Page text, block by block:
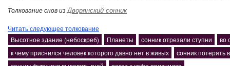
Толкование снов изДворянский сонник
Читать следующее толкование
Высотное здание (небоскреб)
Планеты сонник отрезали ступни
во
к чему приснился человек которого давно нет в живых
сонник потерять